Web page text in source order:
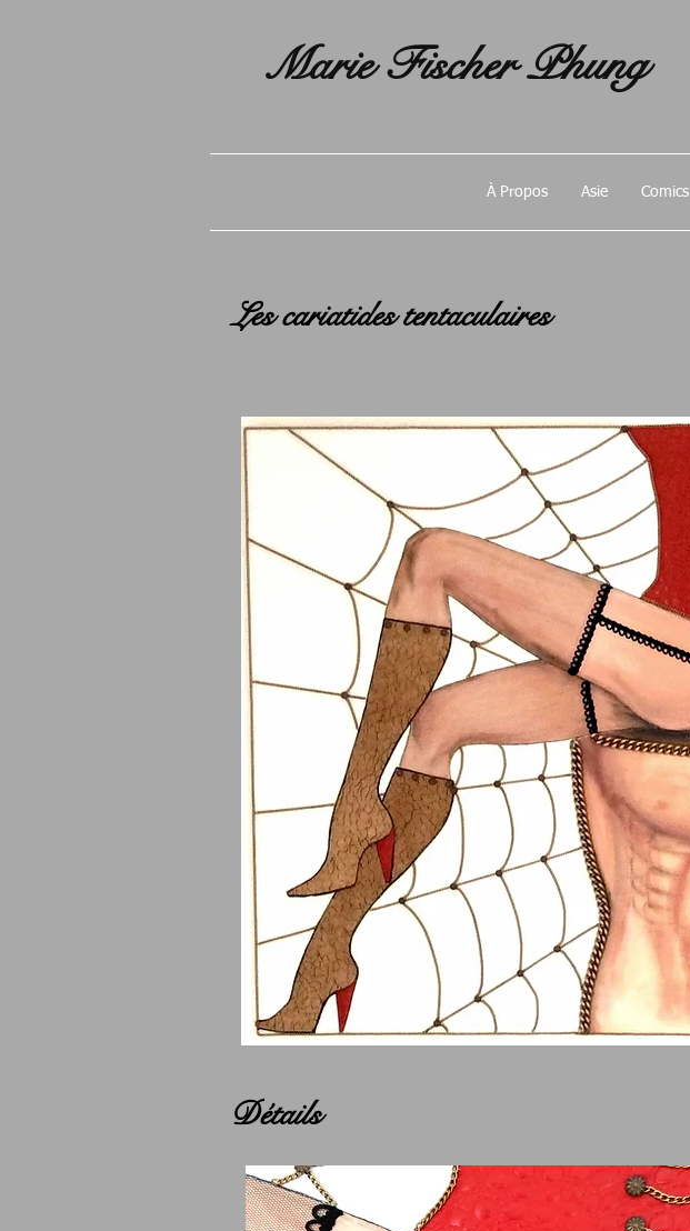
Marie Fischer Phung
À Propos Asie Comics
Les cariatides tentaculaires
Détails